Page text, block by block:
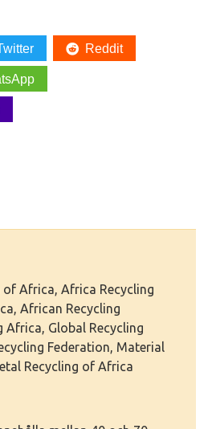
Reddit
Africa, Africa Recycling
African Recycling
Africa, Global Recycling
Federation, Material
Recycling of Africa